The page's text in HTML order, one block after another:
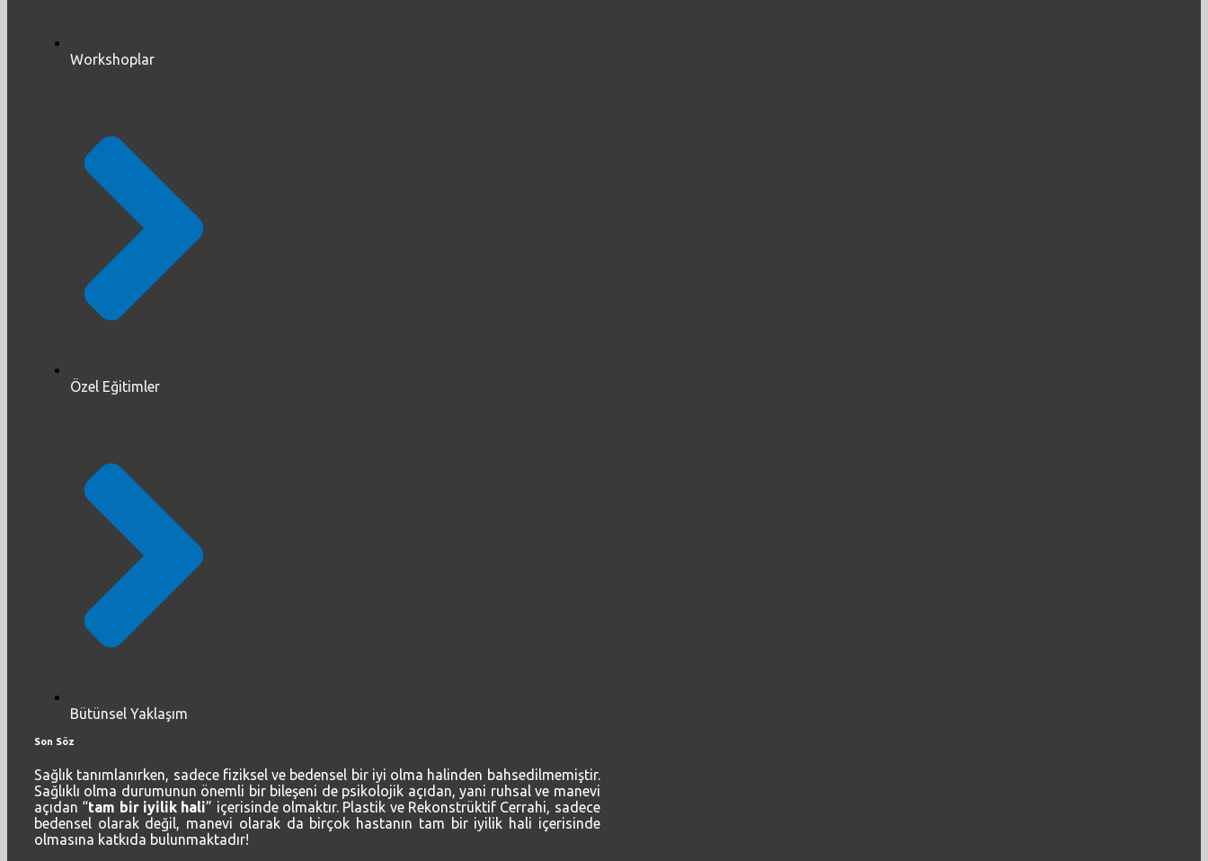
Workshoplar
Özel Eğitimler
Bütünsel Yaklaşım
Son Söz
Sağlık tanımlanırken, sadece fiziksel ve bedensel bir iyi olma halinden bahsedilmemiştir.
Sağlıklı olma durumunun önemli bir bileşeni de psikolojik açıdan, yani ruhsal ve manevi
açıdan “tam bir iyilik hali” içerisinde olmaktır. Plastik ve Rekonstrüktif Cerrahi, sadece
bedensel olarak değil, manevi olarak da birçok hastanın tam bir iyilik hali içerisinde
olmasına katkıda bulunmaktadır!